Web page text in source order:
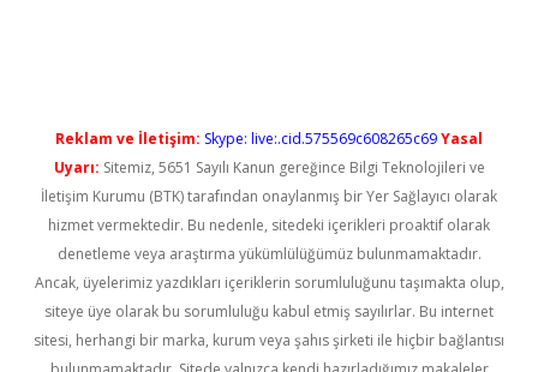
Reklam ve İletişim: Skype: live:.cid.575569c608265c69Yasal
Uyarı: Sitemiz, 5651 Sayılı Kanun gereğince Bilgi Teknolojileri ve
İletişim Kurumu (BTK) tarafından onaylanmış bir Yer Sağlayıcı olarak
hizmet vermektedir. Bu nedenle, sitedeki içerikleri proaktif olarak
denetleme veya araştırma yükümlülüğümüz bulunmamaktadır.
Ancak, üyelerimiz yazdıkları içeriklerin sorumluluğunu taşımakta olup,
siteye üye olarak bu sorumluluğu kabul etmiş sayılırlar. Bu internet
sitesi, herhangi bir marka, kurum veya şahıs şirketi ile hiçbir bağlantısı